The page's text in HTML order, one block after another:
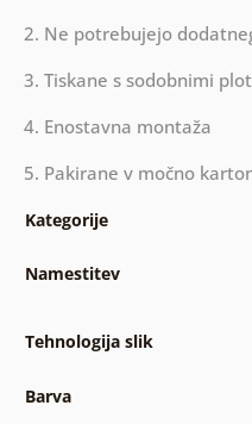
2. Ne potrebujejo
3. Tiskane s sodobnimi
4. Enostavna montaža
5. Pakirane v močno
Kategorije
Namestitev
Tehnologija slik
Barva